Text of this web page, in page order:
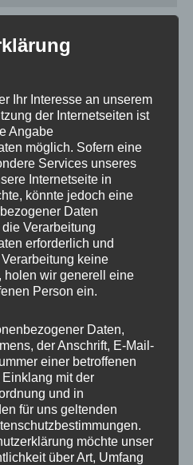
20
Forming
WHEELS
5×112
mm
mm
800
Ihr Interesse an unserem
der Internetseiten ist
Angabe
möglich. Sofern eine
Services unseres
Internetseite in
könnte jedoch eine
Daten
Verarbeitung
erforderlich und
keine
holen wir generell eine
Person ein.
Daten,
der Anschrift, E-Mail-
einer betroffenen
mit der
und in
für uns geltenden
möchte unser
über Art, Umfang